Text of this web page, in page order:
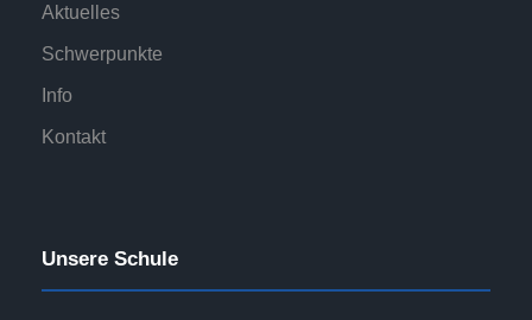
Aktuelles
Schwerpunkte
Info
Kontakt
Unsere Schule